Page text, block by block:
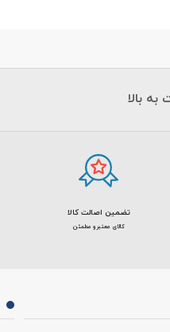
بالا
تضمین اصالت کالا
کالای معتبر و مطمئن